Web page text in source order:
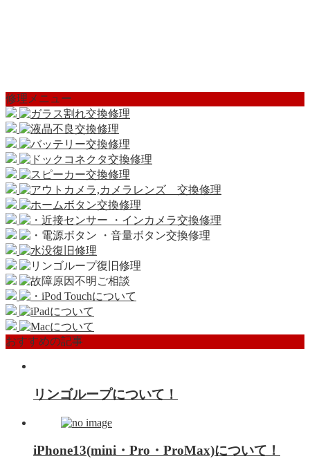
修理メニュー
おすすめの記事
リンゴループについて！
iPhone13(mini・Pro・ProMax)について！